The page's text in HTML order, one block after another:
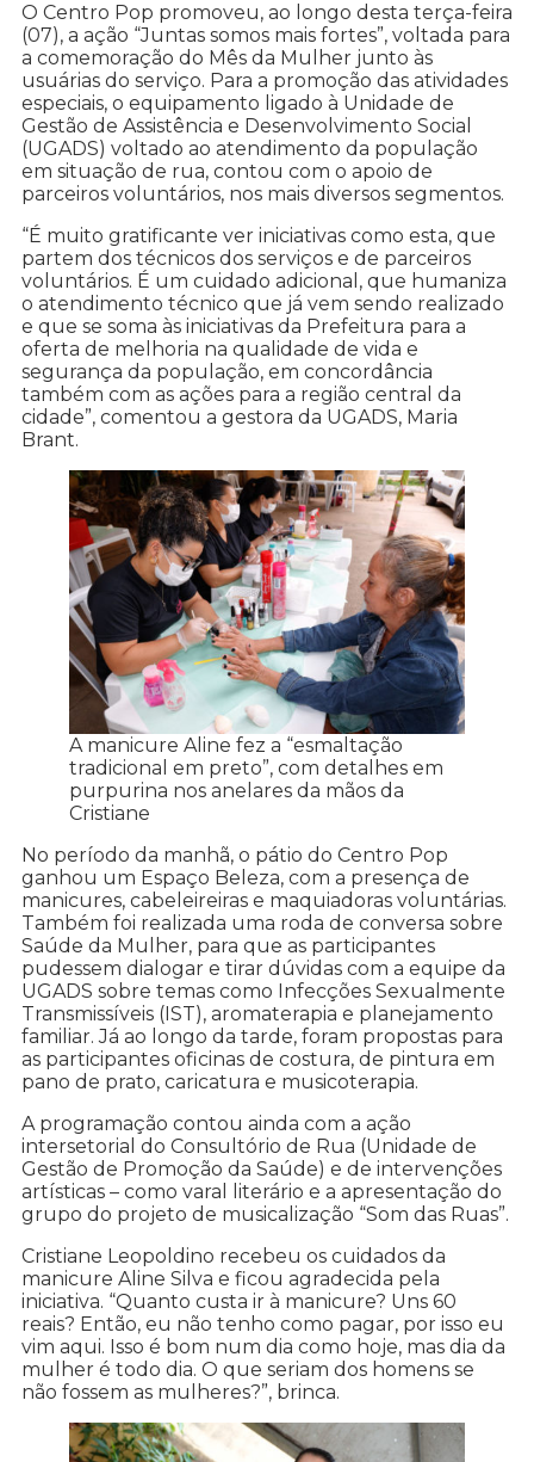
O Centro Pop promoveu, ao longo desta terça-feira
(07), a ação “Juntas somos mais fortes”, voltada para
a comemoração do Mês da Mulher junto às
usuárias do serviço. Para a promoção das atividades
especiais, o equipamento ligado à Unidade de
Gestão de Assistência e Desenvolvimento Social
(UGADS) voltado ao atendimento da população
em situação de rua, contou com o apoio de
parceiros voluntários, nos mais diversos segmentos.
“É muito gratificante ver iniciativas como esta, que
partem dos técnicos dos serviços e de parceiros
voluntários. É um cuidado adicional, que humaniza
o atendimento técnico que já vem sendo realizado
e que se soma às iniciativas da Prefeitura para a
oferta de melhoria na qualidade de vida e
segurança da população, em concordância
também com as ações para a região central da
cidade”, comentou a gestora da UGADS, Maria
Brant.
A manicure Aline fez a “esmaltação
tradicional em preto”, com detalhes em
purpurina nos anelares da mãos da
Cristiane
No período da manhã, o pátio do Centro Pop
ganhou um Espaço Beleza, com a presença de
manicures, cabeleireiras e maquiadoras voluntárias.
Também foi realizada uma roda de conversa sobre
Saúde da Mulher, para que as participantes
pudessem dialogar e tirar dúvidas com a equipe da
UGADS sobre temas como Infecções Sexualmente
Transmissíveis (IST), aromaterapia e planejamento
familiar. Já ao longo da tarde, foram propostas para
as participantes oficinas de costura, de pintura em
pano de prato, caricatura e musicoterapia.
A programação contou ainda com a ação
intersetorial do Consultório de Rua (Unidade de
Gestão de Promoção da Saúde) e de intervenções
artísticas – como varal literário e a apresentação do
grupo do projeto de musicalização “Som das Ruas”.
Cristiane Leopoldino recebeu os cuidados da
manicure Aline Silva e ficou agradecida pela
iniciativa. “Quanto custa ir à manicure? Uns 60
reais? Então, eu não tenho como pagar, por isso eu
vim aqui. Isso é bom num dia como hoje, mas dia da
mulher é todo dia. O que seriam dos homens se
não fossem as mulheres?”, brinca.